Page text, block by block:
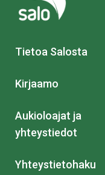
Tietoa Salosta
Kirjaamo
Aukioloajat ja
yhteystiedot
Yhteystietohaku